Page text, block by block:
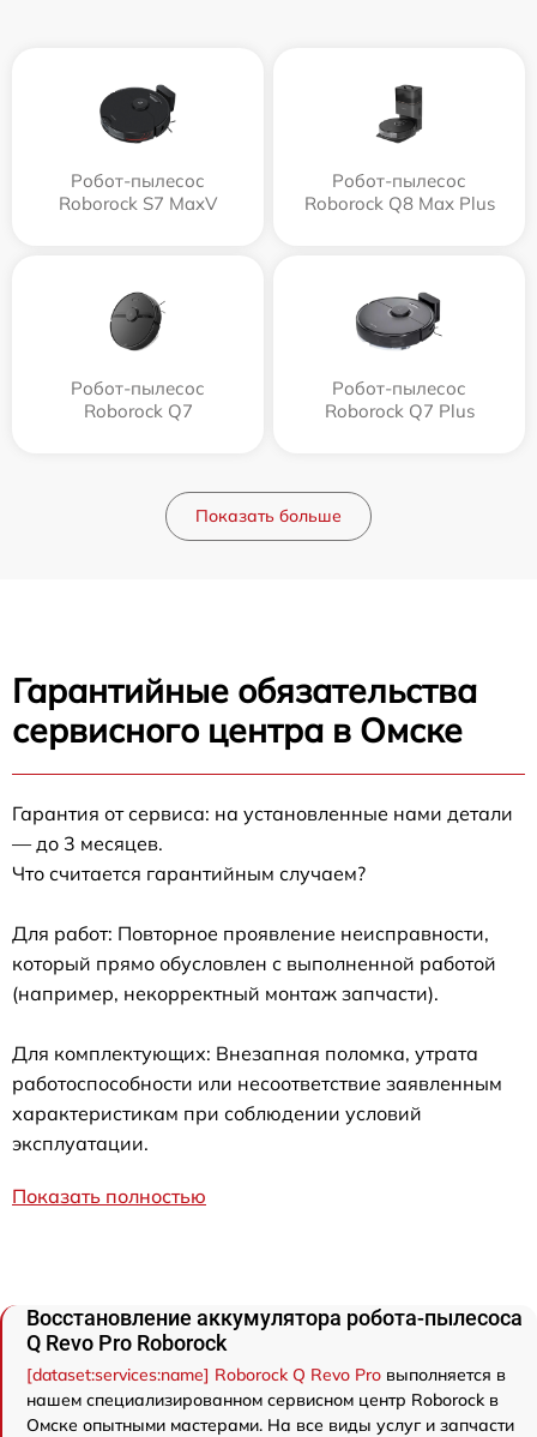
Робот-пылесос
Roborock S7 MaxV
Робот-пылесос
Roborock Q8 Max Plus
Робот-пылесос
Roborock Q7
Робот-пылесос
Roborock Q7 Plus
Показать больше
Гарантийные обязательства
сервисного центра в Омске
Гарантия от сервиса: на установленные нами детали
— до 3 месяцев.
Что считается гарантийным случаем?
Для работ: Повторное проявление неисправности,
который прямо обусловлен с выполненной работой
(например, некорректный монтаж запчасти).
Для комплектующих: Внезапная поломка, утрата
работоспособности или несоответствие заявленным
характеристикам при соблюдении условий
эксплуатации.
Показать полностью
Восстановление аккумулятора робота-пылесоса
Q Revo Pro Roborock
[dataset:services:name] Roborock Q Revo Pro выполняется в
нашем специализированном сервисном центр Roborock в
Омске опытными мастерами. На все виды услуг и запчасти